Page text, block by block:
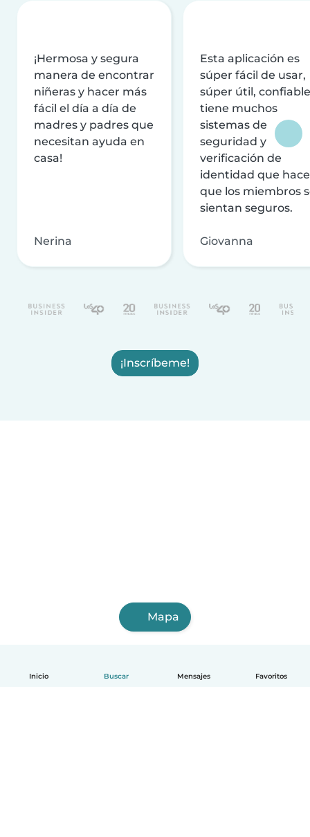
Inicio Buscar Mensajes Favoritos
¡Hermosa y segura
manera de encontrar
niñeras y hacer más
fácil el día a día de
madres y padres que
necesitan ayuda en
casa!
Nerina
Esta aplicación es
súper fácil de usar,
súper útil,
tiene muchos
sistemas de
seguridad y
verificación de
identidad que
que los miembros
sientan seguros.
Giovanna
¡Inscríbeme!
Mapa